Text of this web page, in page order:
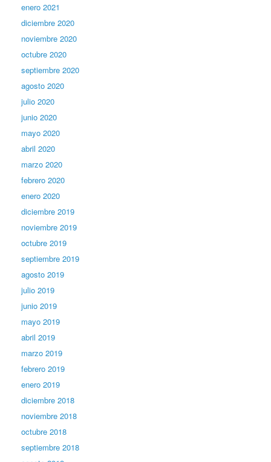
enero 2021
diciembre 2020
noviembre 2020
octubre 2020
septiembre 2020
agosto 2020
julio 2020
junio 2020
mayo 2020
abril 2020
marzo 2020
febrero 2020
enero 2020
diciembre 2019
noviembre 2019
octubre 2019
septiembre 2019
agosto 2019
julio 2019
junio 2019
mayo 2019
abril 2019
marzo 2019
febrero 2019
enero 2019
diciembre 2018
noviembre 2018
octubre 2018
septiembre 2018